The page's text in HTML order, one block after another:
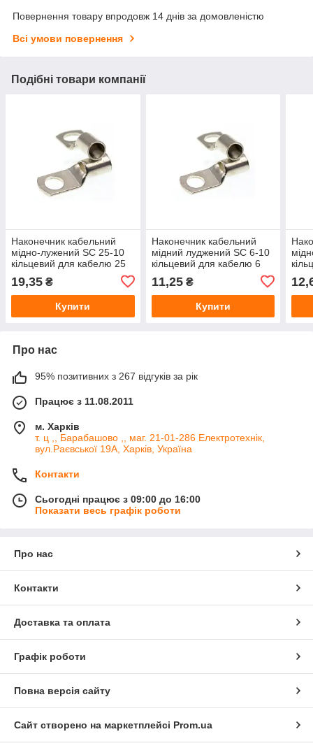
Повернення товару впродовж 14 днів за домовленістю
Всі умови повернення
Подібні товари компанії
Наконечник кабельний
мідно-лужений SC 25-10
кільцевий для кабелю 25
19,35 ₴
Купити
Наконечник кабельний
мідний луджений SC 6-10
кільцевий для кабелю 6
11,25₴
Купити
Про нас
95% позитивних з 267 відгуків за рік
Працює з 11.08.2011
м. Харків
т. ц ,, Барабашово ,, маг. 21-01-286 Електротехнік,
вул.Раєвської 19А, Харків, Україна
Контакти
Сьогодні працює з 09:00 до 16:00
Показати весь графік роботи
Про нас
Контакти
Доставка та оплата
Графік роботи
Повна версія сайту
Сайт створено на маркетплейсі Prom.ua